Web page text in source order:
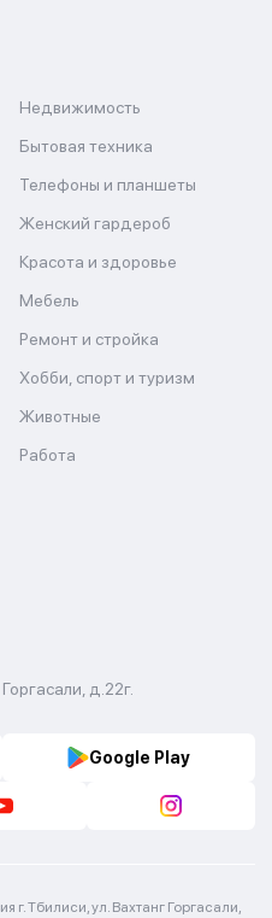
Недвижимость
Бытовая техника
Телефоны и планшеты
Женский гардероб
Красота и здоровье
Мебель
Ремонт и стройка
Хобби, спорт и туризм
Животные
Работа
д.22г.
Google Play
Тбилиси, ул. Вахтанг Горгасали,